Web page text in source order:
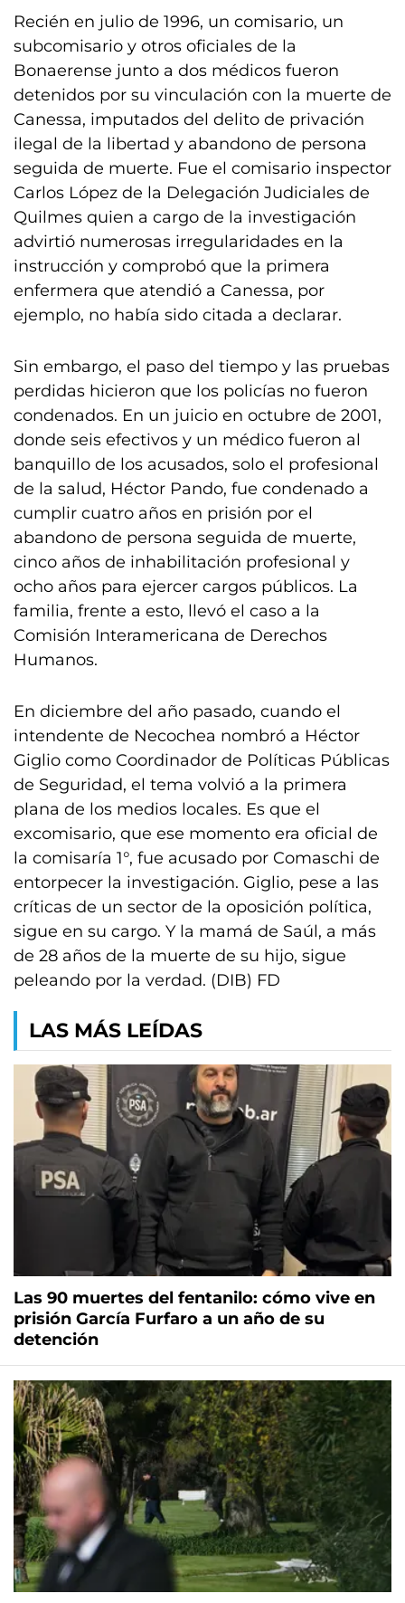
Recién en julio de 1996, un comisario, un
subcomisario y otros oficiales de la
Bonaerense junto a dos médicos fueron
detenidos por su vinculación con la muerte de
Canessa, imputados del delito de privación
ilegal de la libertad y abandono de persona
seguida de muerte. Fue el comisario inspector
Carlos López de la Delegación Judiciales de
Quilmes quien a cargo de la investigación
advirtió numerosas irregularidades en la
instrucción y comprobó que la primera
enfermera que atendió a Canessa, por
ejemplo, no había sido citada a declarar.
Sin embargo, el paso del tiempo y las pruebas
perdidas hicieron que los policías no fueron
condenados. En un juicio en octubre de 2001,
donde seis efectivos y un médico fueron al
banquillo de los acusados, solo el profesional
de la salud, Héctor Pando, fue condenado a
cumplir cuatro años en prisión por el
abandono de persona seguida de muerte,
cinco años de inhabilitación profesional y
ocho años para ejercer cargos públicos. La
familia, frente a esto, llevó el caso a la
Comisión Interamericana de Derechos
Humanos.
En diciembre del año pasado, cuando el
intendente de Necochea nombró a Héctor
Giglio como Coordinador de Políticas Públicas
de Seguridad, el tema volvió a la primera
plana de los medios locales. Es que el
excomisario, que ese momento era oficial de
la comisaría 1°, fue acusado por Comaschi de
entorpecer la investigación. Giglio, pese a las
críticas de un sector de la oposición política,
sigue en su cargo. Y la mamá de Saúl, a más
de 28 años de la muerte de su hijo, sigue
peleando por la verdad. (DIB) FD
LAS MÁS LEÍDAS
Las 90 muertes del fentanilo: cómo vive en
prisión García Furfaro a un año de su
detención